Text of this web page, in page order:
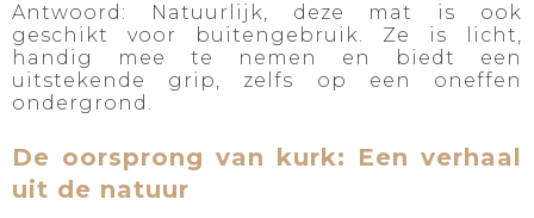
Antwoord: Natuurlijk, deze mat is ook
geschikt voor buitengebruik. Ze is licht,
handig mee te nemen en biedt een
uitstekende grip, zelfs op een oneffen
ondergrond.
De oorsprong van kurk: Een verhaal
uit de natuur